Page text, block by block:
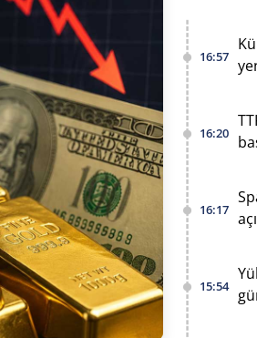
16:57
16:20
16:17
15:54